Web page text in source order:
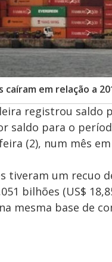
em relação a
registrou saldo
saldo para o
(2), num mês
tiveram um recuo
bilhões (US$
mesma base de